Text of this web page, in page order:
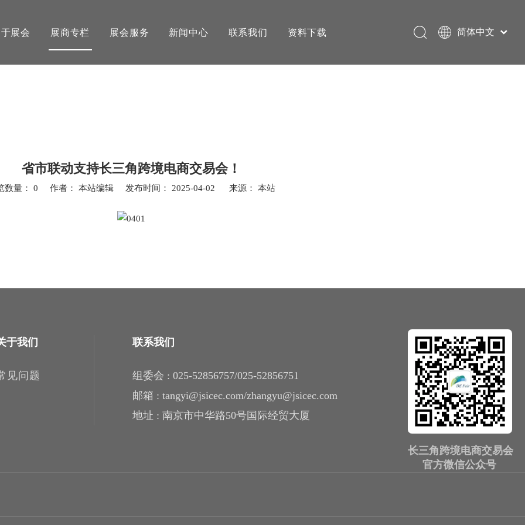
展会 展商专栏 展会服务 新闻中心 联系我们 资料下载
简体中文
省市联动支持长三角跨境电商交易会！
数量： 0 作者： 本站编辑 发布时间： 2025-04-02 来源： 本站
于我们
见问题
联系我们
组委会 : 025-52856757/025-52856751
邮箱 : tangyi@jsicec.com​​​​​​​/zhangyu@jsicec.com
地址 : 南京市中华路50号国际经贸大厦
长三角跨境电商交易会
官方微信公众号